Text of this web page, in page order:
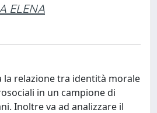
ELENA
la relazione tra identità morale
in un campione di
Inoltre va ad analizzare il